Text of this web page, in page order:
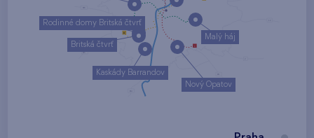
Nový Opatov
Malý háj
Kaskády Barrandov
Rodinné domy Britská čtvrť
Britská čtvrť